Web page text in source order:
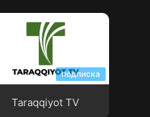
подписка
TV
Taraqqiyot TV